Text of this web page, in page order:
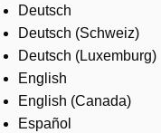
About us
Where to buy
Contact us
Careers
Deutsch
Deutsch (Schweiz)
Deutsch (Luxemburg)
English
English (Canada)
Español